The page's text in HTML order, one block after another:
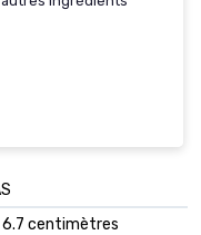
6.7 centimètres